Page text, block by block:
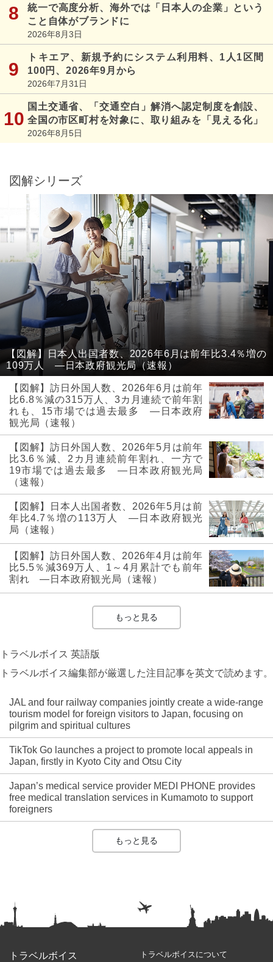
統一で高度分析、海外では「日本人の企業」という
こと自体がブランドに
2026年8月3日
トキエア、新規予約にシステム利用料、1人1区間
100円、2026年9月から
2026年7月31日
国土交通省、「交通空白」解消へ認定制度を創設、
全国の市区町村を対象に、取り組みを「見える化」
2026年8月5日
図解シリーズ
【図解】日本人出国者数、2026年6月は前年比3.4％増の
109万人 ―日本政府観光局（速報）
【図解】訪日外国人数、2026年6月は前年
比6.8％減の315万人、3カ月連続で前年割
れも、15市場では過去最多 ―日本政府
観光局（速報）
【図解】訪日外国人数、2026年5月は前年
比3.6％減、2カ月連続前年割れ、一方で
19市場では過去最多 ―日本政府観光局
（速報）
【図解】日本人出国者数、2026年5月は前
年比4.7％増の113万人 ―日本政府観光
局（速報）
【図解】訪日外国人数、2026年4月は前年
比5.5％減369万人、1～4月累計でも前年
割れ ―日本政府観光局（速報）
もっと見る
トラベルボイス 英語版
トラベルボイス編集部が厳選した注目記事を英文で読めます。
JAL and four railway companies jointly create a wide-range
tourism model for foreign visitors to Japan, focusing on
pilgrim and spiritual cultures
TikTok Go launches a project to promote local appeals in
Japan, firstly in Kyoto City and Otsu City
Japan’s medical service provider MEDI PHONE provides
free medical translation services in Kumamoto to support
foreigners
もっと見る
トラベルボイス トラベルボイスについて